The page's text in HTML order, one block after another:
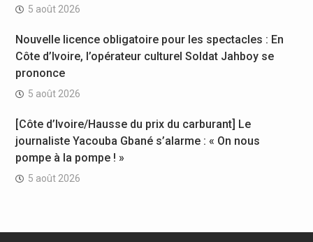
5 août 2026
Nouvelle licence obligatoire pour les spectacles : En
Côte d’Ivoire, l’opérateur culturel Soldat Jahboy se
prononce
5 août 2026
[Côte d’Ivoire/Hausse du prix du carburant] Le
journaliste Yacouba Gbané s’alarme : « On nous
pompe à la pompe ! »
5 août 2026